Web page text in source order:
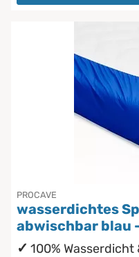
PROCAVE
wasserdichtes
abwischbar blau
100%